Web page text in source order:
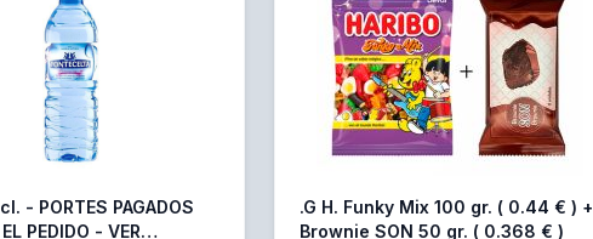
PEDIDO - VER
.G H. Funky Mix 100 gr. ( 0.44 € ) +
Brownie SON 50 gr. ( 0.368 € )